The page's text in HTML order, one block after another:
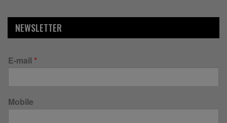
NEWSLETTER
E-mail *
Mobile